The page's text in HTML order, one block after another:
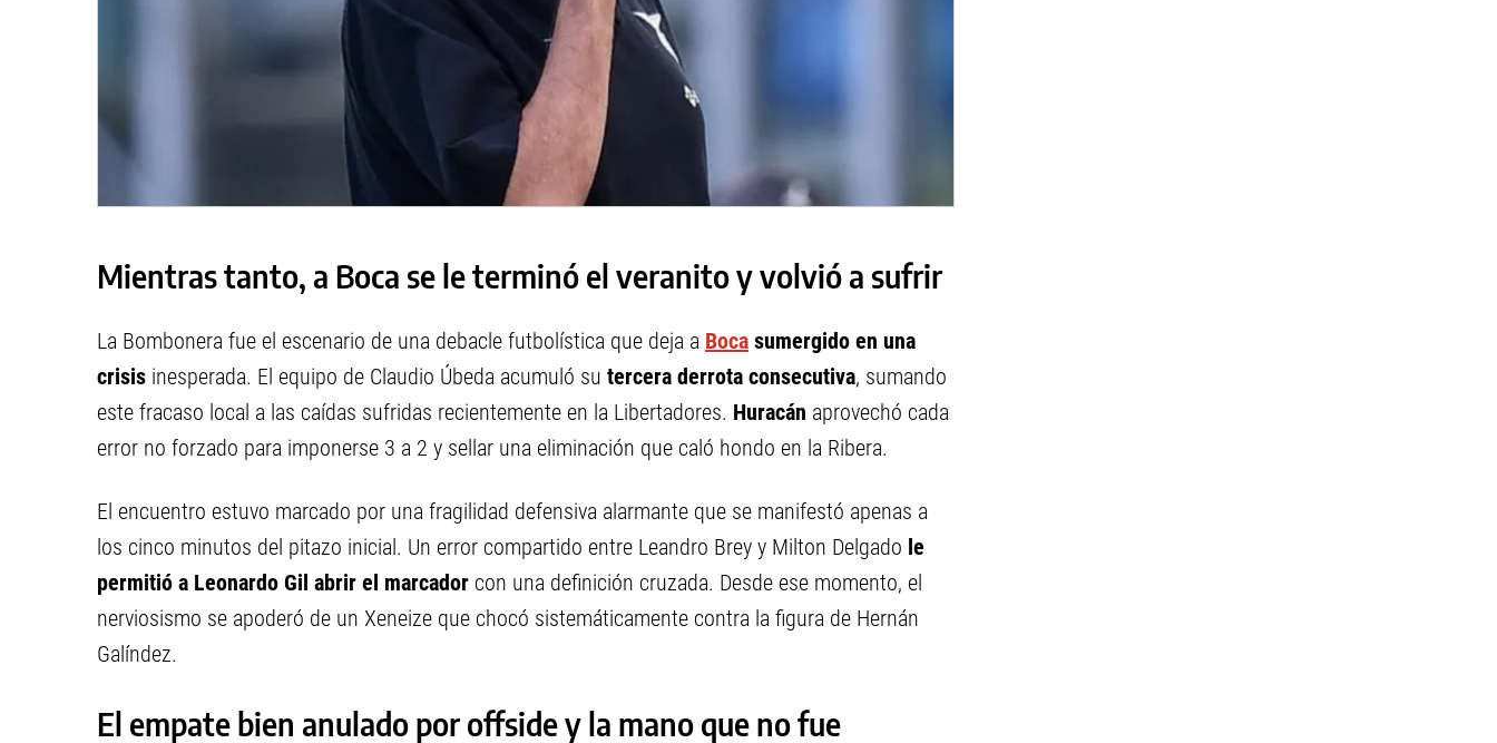
Mientras tanto, a Boca se le terminó el veranito y volvió a sufrir
La Bombonera fue el escenario de una debacle futbolística que deja a Boca sumergido en una
crisis inesperada. El equipo de Claudio Úbeda acumuló su tercera derrota consecutiva, sumando
este fracaso local a las caídas sufridas recientemente en la Libertadores. Huracán aprovechó cada
error no forzado para imponerse 3 a 2 y sellar una eliminación que caló hondo en la Ribera.
El encuentro estuvo marcado por una fragilidad defensiva alarmante que se manifestó apenas a
los cinco minutos del pitazo inicial. Un error compartido entre Leandro Brey y Milton Delgado le
permitió a Leonardo Gil abrir el marcador con una definición cruzada. Desde ese momento, el
nerviosismo se apoderó de un Xeneize que chocó sistemáticamente contra la figura de Hernán
Galíndez.
El empate bien anulado por offside y la mano que no fue